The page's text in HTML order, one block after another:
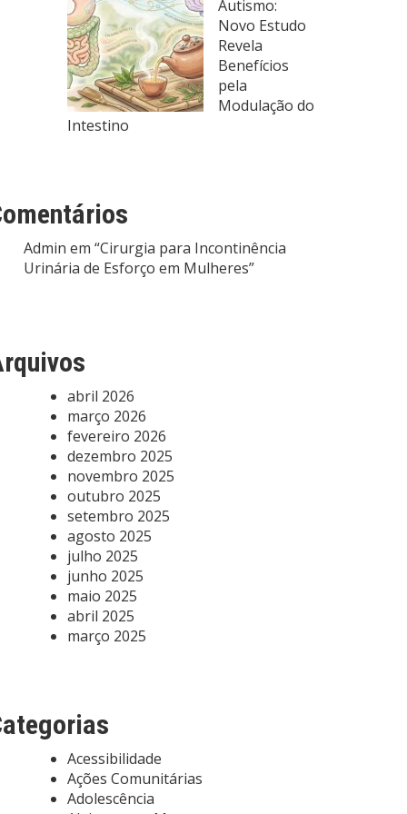
Autismo:
Novo Estudo
Revela
Benefícios
pela
Modulação do
Intestino
Admin em “Cirurgia para Incontinência
Urinária de Esforço em Mulheres”
abril 2026
março 2026
fevereiro 2026
dezembro 2025
novembro 2025
outubro 2025
setembro 2025
agosto 2025
julho 2025
junho 2025
maio 2025
abril 2025
março 2025
Acessibilidade
Ações Comunitárias
Adolescência